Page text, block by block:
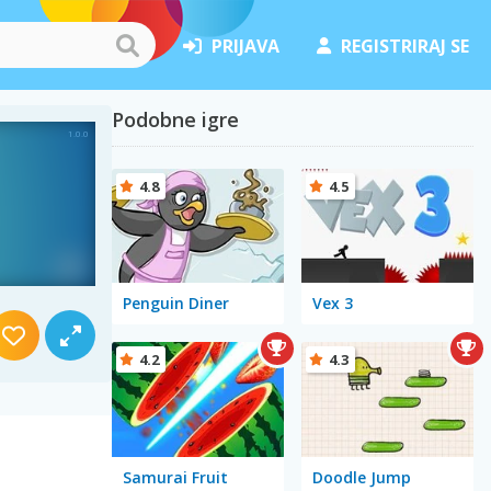
PRIJAVA REGISTRIRAJ SE
Podobne igre
Penguin Diner
4.8
Vex 3
4.5
Samurai Fruit
4.2
Doodle Jump
4.3